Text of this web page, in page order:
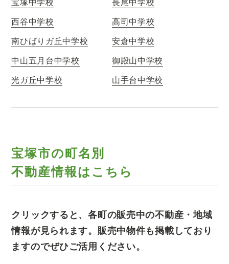
西谷中学校
高司中学校
南ひばりガ丘中学校
安倉中学校
中山五月台中学校
御殿山中学校
光ガ丘中学校
山手台中学校
宝塚市の町名別
不動産情報はこちら
クリックすると、各町の販売中の不動産・地域
情報が見られます。販売中物件も掲載しており
ますのでぜひご活用ください。